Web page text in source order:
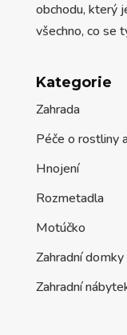
obchodu, který
všechno, co se
Kategorie
Zahrada
Péče o rostliny
Hnojení
Rozmetadla
Motúčko
Zahradní domky
Zahradní